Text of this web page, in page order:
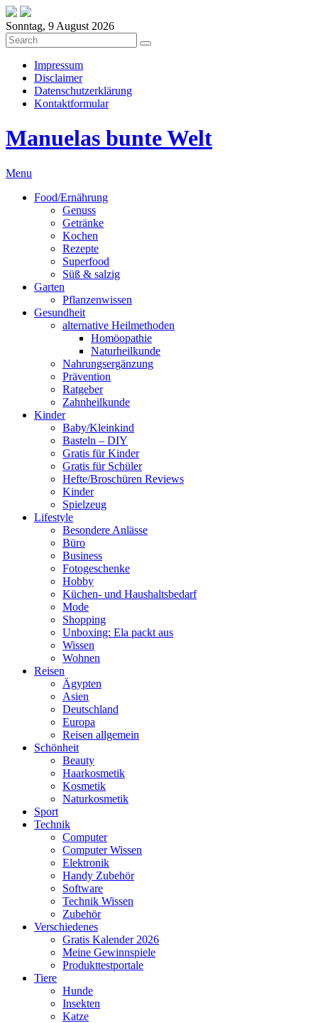
Sonntag, 9 August 2026
Impressum
Disclaimer
Datenschutzerklärung
Kontaktformular
Manuelas bunte Welt
Menu
Food/Ernährung
Genuss
Getränke
Kochen
Rezepte
Superfood
Süß & salzig
Garten
Pflanzenwissen
Gesundheit
alternative Heilmethoden
Homöopathie
Naturheilkunde
Nahrungsergänzung
Prävention
Ratgeber
Zahnheilkunde
Kinder
Baby/Kleinkind
Basteln – DIY
Gratis für Kinder
Gratis für Schüler
Hefte/Broschüren Reviews
Kinder
Spielzeug
Lifestyle
Besondere Anlässe
Büro
Business
Fotogeschenke
Hobby
Küchen- und Haushaltsbedarf
Mode
Shopping
Unboxing: Ela packt aus
Wissen
Wohnen
Reisen
Ägypten
Asien
Deutschland
Europa
Reisen allgemein
Schönheit
Beauty
Haarkosmetik
Kosmetik
Naturkosmetik
Sport
Technik
Computer
Computer Wissen
Elektronik
Handy Zubehör
Software
Technik Wissen
Zubehör
Verschiedenes
Gratis Kalender 2026
Meine Gewinnspiele
Produkttestportale
Tiere
Hunde
Insekten
Katze